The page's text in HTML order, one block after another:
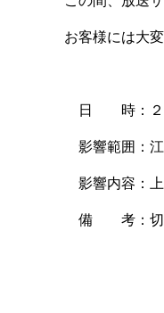
お客様には大
日 時：２０
影響範囲：江
影響内容：
備 考：切替